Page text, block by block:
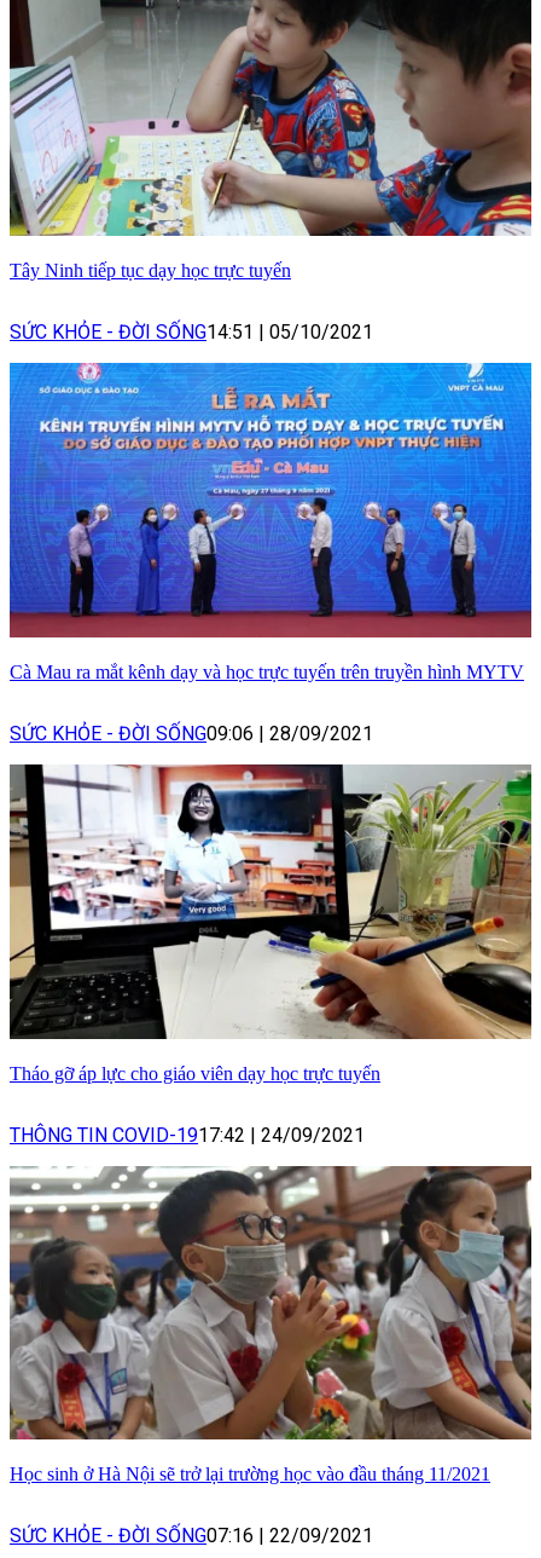
Tây Ninh tiếp tục dạy học trực tuyến
SỨC KHỎE - ĐỜI SỐNG14:51 | 05/10/2021
Cà Mau ra mắt kênh dạy và học trực tuyến trên truyền hình MYTV
SỨC KHỎE - ĐỜI SỐNG09:06 | 28/09/2021
Tháo gỡ áp lực cho giáo viên dạy học trực tuyến
THÔNG TIN COVID-1917:42 | 24/09/2021
Học sinh ở Hà Nội sẽ trở lại trường học vào đầu tháng 11/2021
SỨC KHỎE - ĐỜI SỐNG07:16 22/09/2021